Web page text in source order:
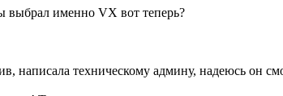
именно VX вот теперь?
написала техническому админу, надеюсь он